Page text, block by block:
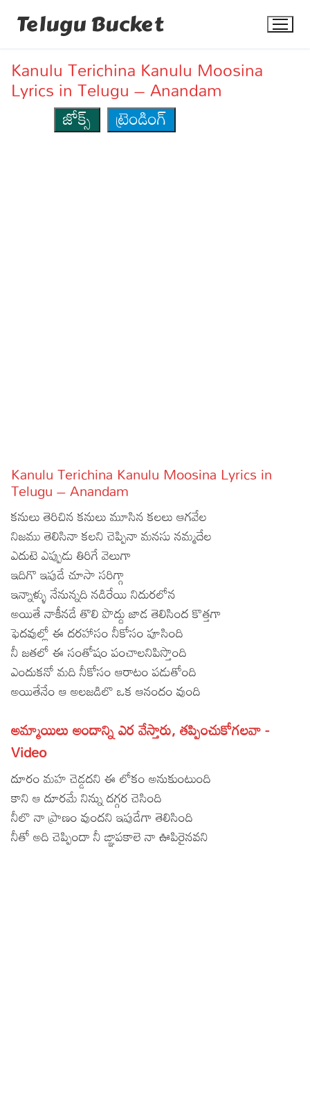
Telugu Bucket
Articles
Facts
Devotional
Christianity
Hinduism
Hindi
Lyrics in Hindi – Devotional Songs
Lyrics in Hindi – Movie Songs
Tamil
Lyrics in Tamil – Devotional Songs
Lyrics in Tamil – Movie Songs
Kannada
Lyrics in Kannada – Movie Songs
Kanulu Terichina Kanulu Moosina
Lyrics in Telugu – Anandam
జోక్స్
ట్రెండింగ్
Kanulu Terichina Kanulu Moosina Lyrics in
Telugu – Anandam
కనులు తెరిచిన కనులు మూసిన కలలు ఆగవేల
నిజము తెలిసినా కలని చెప్పినా మనసు నమ్మదేల
ఎదుటె ఎప్పుడు తిరిగే వెలుగా
ఇదిగొ ఇపుడే చూసా సరిగ్గా
ఇన్నాళ్ళు నేనున్నది నడిరేయి నిదురలోన
అయితే నాకీనడే తొలి పొద్దు జాడ తెలిసింద కొత్తగా
ఫెదవుల్లో ఈ దరహాసం నీకోసం పూసింది
నీ జతలో ఈ సంతోషం పంచాలనిపిస్తొంది
ఎందుకనో మది నీకోసం ఆరాటం పడుతోంది
అయితేనేం ఆ అలజడిలొ ఒక ఆనందం వుంది
అమ్మాయిలు అందాన్ని ఎర వేస్తారు, తప్పించుకోగలవా -
Video
దూరం మహ చెడ్డదని ఈ లోకం అనుకుంటుంది
కాని ఆ దూరమే నిన్ను దగ్గర చెసింది
నీలొ నా ప్రాణం వుందని ఇపుడేగా తెలిసింది
నీతో అది చెప్పిందా నీ ఙ్ఞాపకాలె నా ఊపిరైనవని